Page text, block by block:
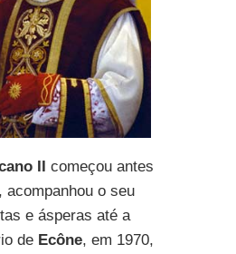
II começou antes
o seu
e ásperas até a
de Ecône, em 1970,